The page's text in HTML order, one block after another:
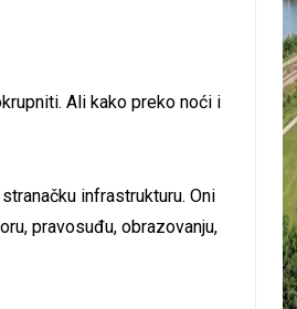
Ali kako preko noći i
infrastrukturu. Oni
pravosuđu, obrazovanju,